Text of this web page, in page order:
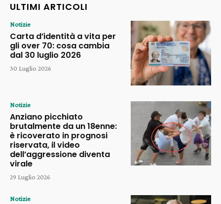
ULTIMI ARTICOLI
Notizie
Carta d’identità a vita per
gli over 70: cosa cambia
dal 30 luglio 2026
30 Luglio 2026
Notizie
Anziano picchiato
brutalmente da un 18enne:
è ricoverato in prognosi
riservata, il video
dell’aggressione diventa
virale
29 Luglio 2026
Notizie